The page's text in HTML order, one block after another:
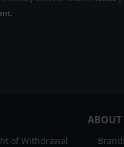
of Withdrawal
ABOUT